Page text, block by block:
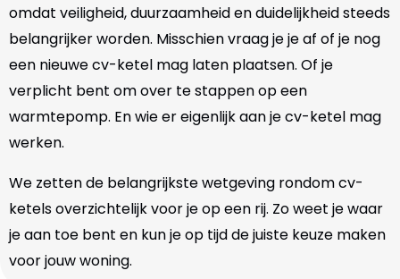
omdat veiligheid, duurzaamheid en duidelijkheid steeds
belangrijker worden. Misschien vraag je je af of je nog
een nieuwe cv-ketel mag laten plaatsen. Of je
verplicht bent om over te stappen op een
warmtepomp. En wie er eigenlijk aan je cv-ketel mag
werken.
We zetten de belangrijkste wetgeving rondom cv-
ketels overzichtelijk voor je op een rij. Zo weet je waar
je aan toe bent en kun je op tijd de juiste keuze maken
voor jouw woning.